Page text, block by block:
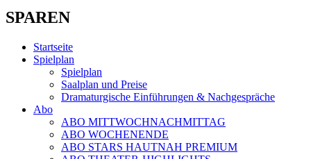
SPAREN
Startseite
Spielplan
Spielplan
Saalplan und Preise
Dramaturgische Einführungen & Nachgespräche
Abo
ABO MITTWOCHNACHMITTAG
ABO WOCHENENDE
ABO STARS HAUTNAH PREMIUM